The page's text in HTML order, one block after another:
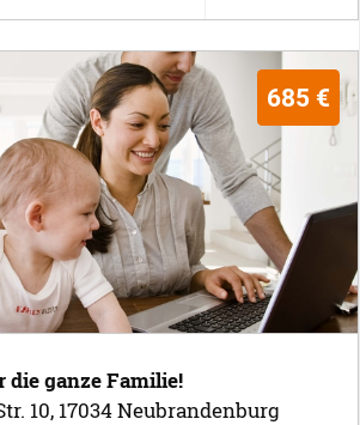
685 €
die ganze Familie!
10, 17034 Neubrandenburg